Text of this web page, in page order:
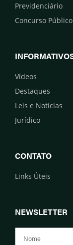
Previdenciário
Concurso Público
Vídeos
Destaques
Leis e Notícias
Jurídico
CONTATO
Links Úteis
NEWSLETTER